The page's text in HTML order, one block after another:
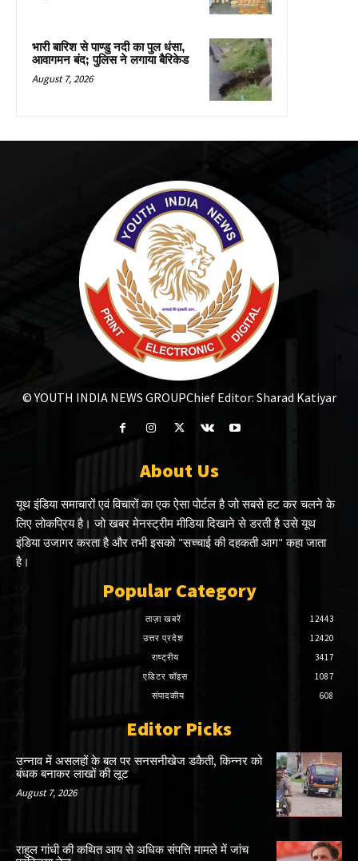
भारी बारिश से पाण्डु नदी का पुल धंसा,
आवागमन बंद; पुलिस ने लगाया बैरिकेड
August 7, 2026
© YOUTH INDIA NEWS GROUPChief Editor: Sharad Katiyar
About Us
यूथ इंडिया समाचारों एवं विचारों का एक ऐसा पोर्टल है जो सबसे हट कर चलने के
लिए लोकप्रिय है। जो खबर मेनस्ट्रीम मीडिया दिखाने से डरती है उसे यूथ
इंडिया उजागर करता है और तभी इसको "सच्चाई की दहकती आग" कहा जाता
है।
Popular Category
ताज़ा खबरें
12443
उत्तर प्रदेश
12420
राष्ट्रीय
3417
एडिटर चॉइस
1087
संपादकीय
608
Editor Picks
उन्नाव में असलहों के बल पर सनसनीखेज डकैती, किन्नर को
बंधक बनाकर लाखों की लूट
August 7, 2026
राहुल गांधी की कथित आय से अधिक संपत्ति मामले में जांच